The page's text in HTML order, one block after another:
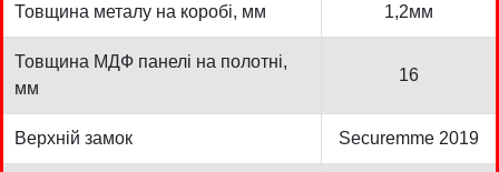
Товщина металу на коробі, мм 1,2мм
Товщина МДФ панелі на полотні,
мм
16
Верхній замок Securemme 2019